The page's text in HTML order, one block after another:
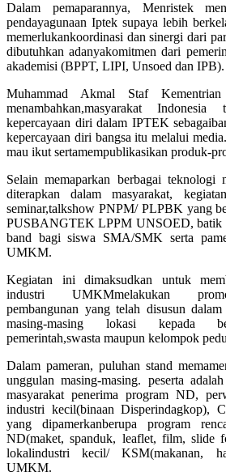
Dalam pemaparannya, Menristek
pendayagunaan Iptek supaya lebih
memerlukankoordinasi dan sinergi dari
dibutuhkan adanyakomitmen dari
akademisi (BPPT, LIPI, Unsoed dan IPB).
Muhammad Akmal Staf
menambahkan,masyarakat
kepercayaan diri dalam IPTEK
kepercayaan diri bangsa itu melalui
mau ikut sertamempublikasikan produk-
Selain memaparkan berbagai teknologi
diterapkan dalam masyarakat,
seminar,talkshow PNPM/ PLPBK yang
PUSBANGTEK LPPM UNSOED, batik
band bagi siswa SMA/SMK serta
UMKM.
Kegiatan ini dimaksudkan untuk
industri UMKMmelakukan
pembangunan yang telah disusun
masing-masing lokasi kepada
pemerintah,swasta maupun kelompok
Dalam pameran, puluhan stand
unggulan masing-masing. peserta
masyarakat penerima program ND,
industri kecil(binaan Disperindagkop),
yang dipamerkanberupa program
ND(maket, spanduk, leaflet, film, slide
lokalindustri kecil/ KSM(makanan,
UMKM.